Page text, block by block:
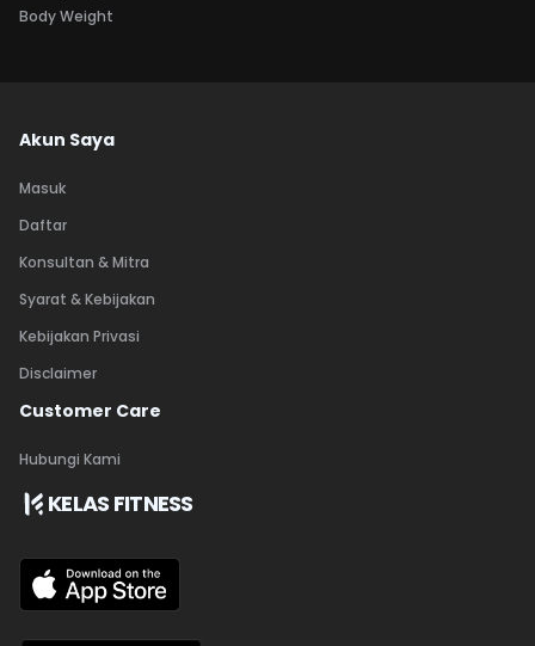
Body Weight
Akun Saya
Masuk
Daftar
Konsultan & Mitra
Syarat & Kebijakan
Kebijakan Privasi
Disclaimer
Customer Care
Hubungi Kami
KELAS FITNESS